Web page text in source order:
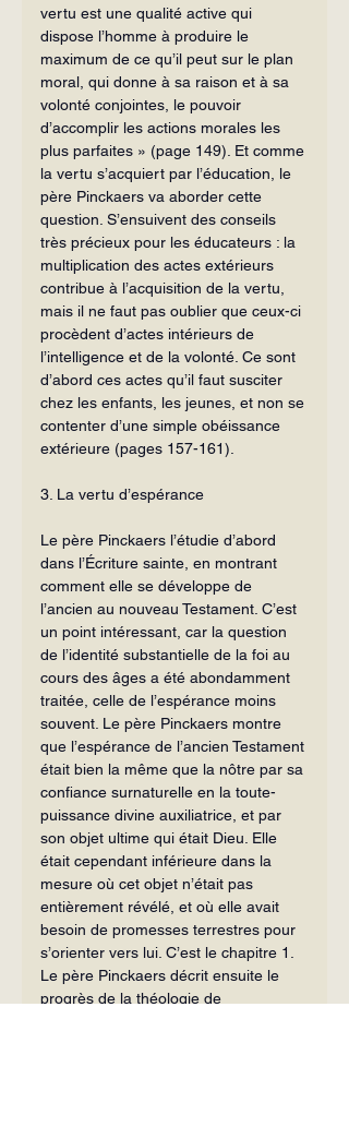
vertu est une qualité ac­tive qui
dispose l’homme à produire le
maximum de ce qu’il peut sur le plan
mo­ral, qui donne à sa raison et à sa
volonté conjointes, le pouvoir
d’accomplir les ac­tions morales les
plus parfaites » (page 149). Et comme
la vertu s’acquiert par l’éducation, le
père Pinckaers va aborder cette
question. S’ensuivent des conseils
très précieux pour les éduca­teurs : la
multiplication des actes exté­rieurs
contribue à l’acquisition de la vertu,
mais il ne faut pas oublier que ceux-ci
procèdent d’actes intérieurs de
l’intelligence et de la volonté. Ce sont
d’abord ces actes qu’il faut susciter
chez les enfants, les jeunes, et non se
contenter d’une simple obéissance
extérieure (pages 157-161).
3. La vertu d’espérance
Le père Pinckaers l’étudie d’abord
dans l’Écriture sainte, en montrant
com­ment elle se développe de
l’ancien au nouveau Testament. C’est
un point inté­ressant, car la question
de l’identité sub­stantielle de la foi au
cours des âges a été abondamment
traitée, celle de l’espérance moins
souvent. Le père Pinckaers montre
que l’espérance de l’ancien Testament
était bien la même que la nôtre par sa
confiance surnaturelle en la toute-
puis­sance divine auxiliatrice, et par
son objet ultime qui était Dieu. Elle
était cependant inférieure dans la
mesure où cet objet n’était pas
entièrement révélé, et où elle avait
besoin de promesses terrestres pour
s’orienter vers lui. C’est le chapitre 1.
Le père Pinckaers décrit ensuite le
progrès de la théologie de